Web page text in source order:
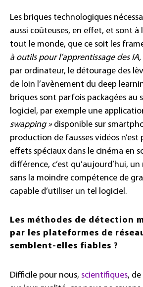
Les briques technologiques
aussi coûteuses, en effet, et sont à
tout le monde, que ce soit les
à outils pour l’apprentissage des
par ordinateur, le détourage des
de loin l’avènement du deep
briques sont parfois packagées au
logiciel, par exemple une
swapping » disponible sur
production de fausses vidéos n’est
effets spéciaux dans le cinéma en
différence, c’est qu’aujourd’hui,
sans la moindre compétence de
capable d’utiliser un tel logiciel.
Les méthodes de détection
par les plateformes de
semblent-elles fiables ?
Difficile pour nous, scientifiques,